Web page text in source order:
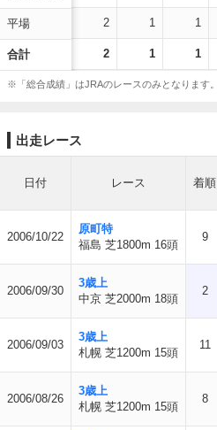
平場
合計
2 1 1
2 1 1
※「総合成績」はJRAのレースのみとなります。
出走レース
日付 レース 着順
2006/10/22
原町特
福島 芝1800m 16頭
9
2006/09/30
3歳上
中京 芝2000m 18頭
2
2006/09/03
3歳上
札幌 芝1200m 15頭
11
2006/08/26
3歳上
札幌 芝1200m 15頭
8